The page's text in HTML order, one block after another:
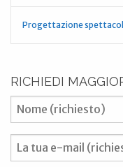
Progettazione
RICHIEDI